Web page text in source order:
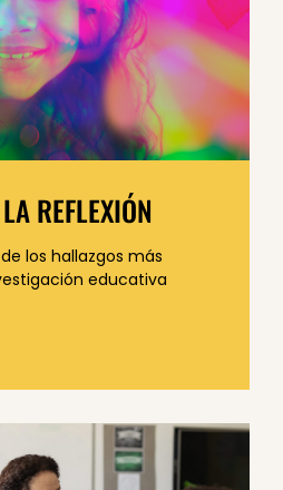
REFLEXIÓN
los hallazgos más
educativa